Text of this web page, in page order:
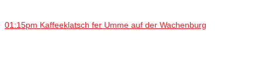
01:15pm Kaffeeklatsch fer Umme auf der Wachenburg